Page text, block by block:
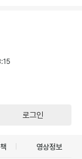
로그인
영상정보